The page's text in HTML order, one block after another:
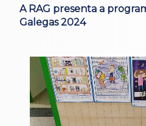
A RAG presenta a
Galegas 2024